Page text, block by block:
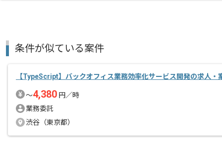
条件が似ている案件
【TypeScript】バックオフィス業務効率化サービス開発の求人・
〜4,380 円／時
業務委託
渋谷（東京都）